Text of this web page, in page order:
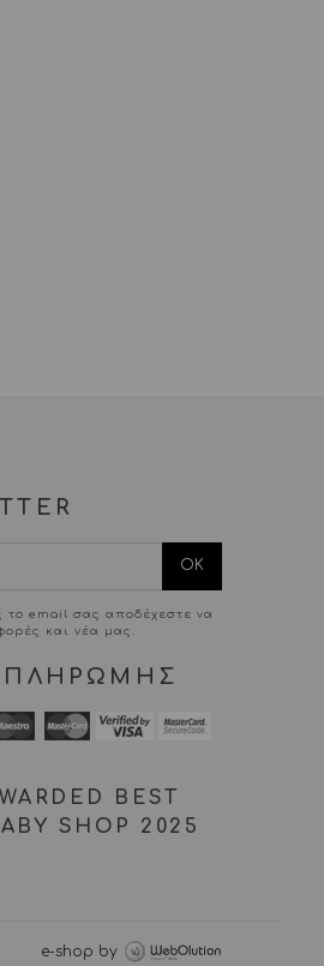
το email σας αποδέχεστε να
και νέα μας.
ΠΛΗΡΩΜΗΣ
BEST
SHOP 2025
e-shop by